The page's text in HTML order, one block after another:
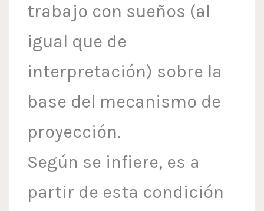
trabajo con sueños (al
igual que de
interpretación) sobre la
base del mecanismo de
proyección.
Según se infiere, es a
partir de esta condición